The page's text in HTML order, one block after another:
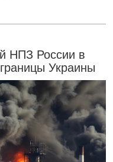
НПЗ России в
Украины